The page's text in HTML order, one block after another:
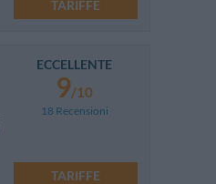
TARIFFE
ECCELLENTE
9/10
18 Recensioni
TARIFFE